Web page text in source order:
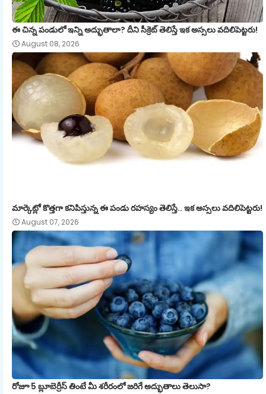
ఈ చిన్న పండులో ఇన్ని అద్భుతాలా? దీని సీక్రెట్ తెలిస్తే ఇక అస్సలు వదిలిపెట్టరు!
August 08, 2026
మార్కెట్లో కొత్తగా కనిపిస్తున్న ఈ పండు రహస్యం తెలిస్తే.. ఇక అస్సలు వదిలిపెట్టరు!
August 07, 2026
రోజూ 5 బ్లూబెర్రీస్ తింటే మీ శరీరంలో జరిగే అద్భుతాలు తెలుసా?